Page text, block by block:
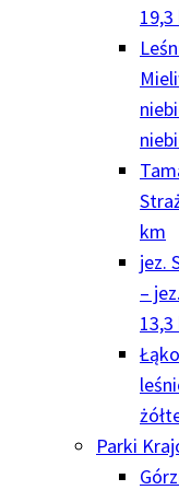
km
jez.
–
Parki